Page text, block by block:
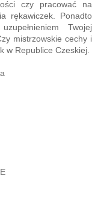
czy pracować na
rękawiczek. Ponadto
Twojej
mistrzowskie cechy i
w Republice Czeskiej.